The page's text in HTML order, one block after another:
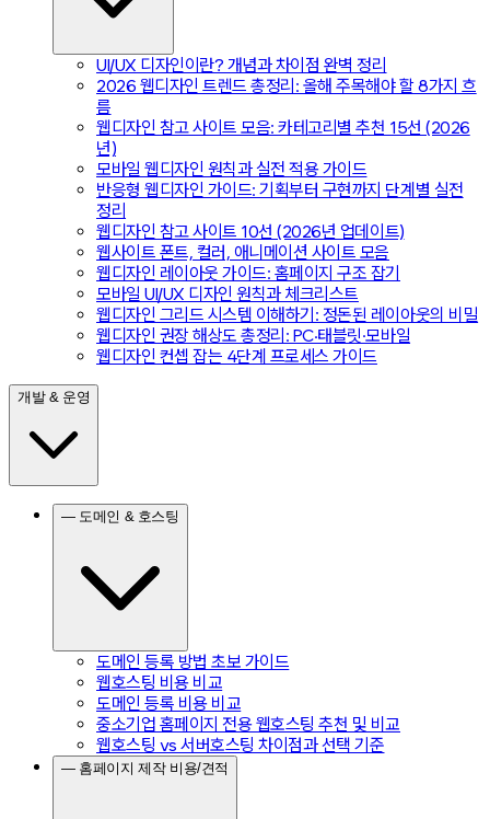
UI/UX 디자인이란? 개념과 차이점 완벽 정리
2026 웹디자인 트렌드 총정리: 올해 주목해야 할 8가지 흐
름
웹디자인 참고 사이트 모음: 카테고리별 추천 15선 (2026
년)
모바일 웹디자인 원칙과 실전 적용 가이드
반응형 웹디자인 가이드: 기획부터 구현까지 단계별 실전
정리
웹디자인 참고 사이트 10선 (2026년 업데이트)
웹사이트 폰트, 컬러, 애니메이션 사이트 모음
웹디자인 레이아웃 가이드: 홈페이지 구조 잡기
모바일 UI/UX 디자인 원칙과 체크리스트
웹디자인 그리드 시스템 이해하기: 정돈된 레이아웃의 비밀
웹디자인 권장 해상도 총정리: PC·태블릿·모바일
웹디자인 컨셉 잡는 4단계 프로세스 가이드
개발 & 운영
— 도메인 & 호스팅
도메인 등록 방법 초보 가이드
웹호스팅 비용 비교
도메인 등록 비용 비교
중소기업 홈페이지 전용 웹호스팅 추천 및 비교
웹호스팅 vs 서버호스팅 차이점과 선택 기준
— 홈페이지 제작 비용/견적